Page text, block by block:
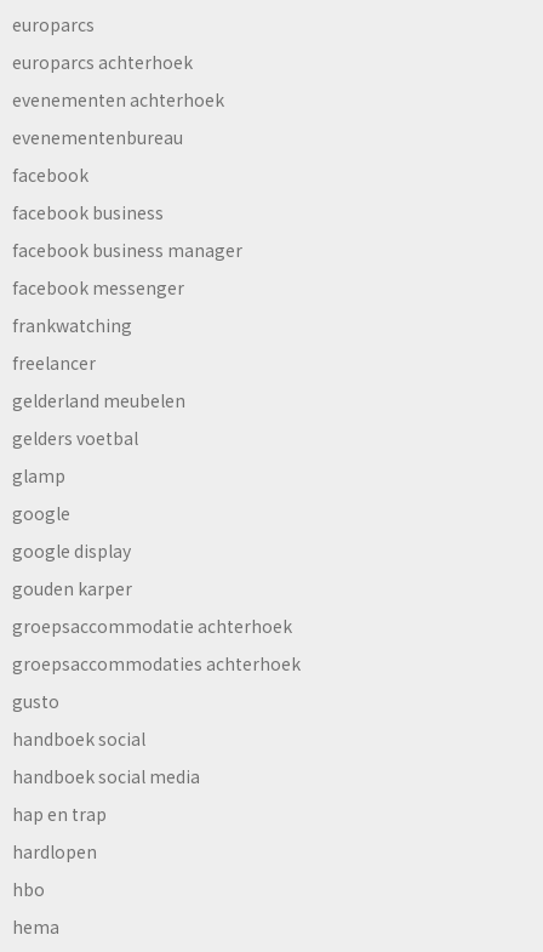
europarcs
europarcs achterhoek
evenementen achterhoek
evenementenbureau
facebook
facebook business
facebook business manager
facebook messenger
frankwatching
freelancer
gelderland meubelen
gelders voetbal
glamp
google
google display
gouden karper
groepsaccommodatie achterhoek
groepsaccommodaties achterhoek
gusto
handboek social
handboek social media
hap en trap
hardlopen
hbo
hema